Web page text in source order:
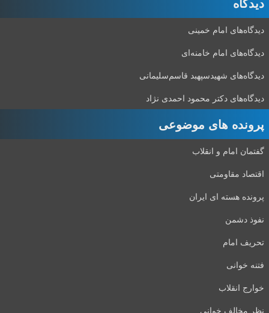
دیدگاه‌های امام خمینی
دیدگاه‌های امام خامنه‌ای
دیدگاه‌های شهید‌سپهبد قاسم‌سلیمانی
دیدگاه‌های دکتر محمود احمدی نژاد
پرونده های موضوعی
گفتمان امام و انقلاب
اقتصاد مقاومتی
پرونده هسته ای ایران
نفوذ دشمن
تحریف امام
فتنه خوانی
خوارج انقلاب
نظر مخالف خوانی